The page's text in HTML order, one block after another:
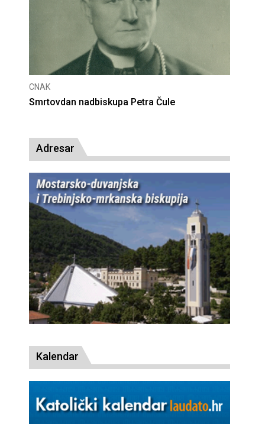
CNAK
Deseta obljetnica poništenja komunističke
Adresar
Kalendar